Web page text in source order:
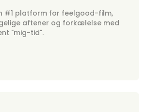
#1 platform for feelgood-film,
aftener og forkælelse med
"mig-tid".